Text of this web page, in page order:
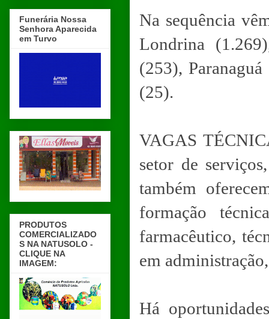
Na sequência
Londrina
(253),
(25).
VAGAS
setor de
também
formação
farmacêutico,
em
Há
Funerária Nossa
Senhora Aparecida
em Turvo
PRODUTOS
COMERCIALIZADO
S NA NATUSOLO -
CLIQUE NA
IMAGEM: